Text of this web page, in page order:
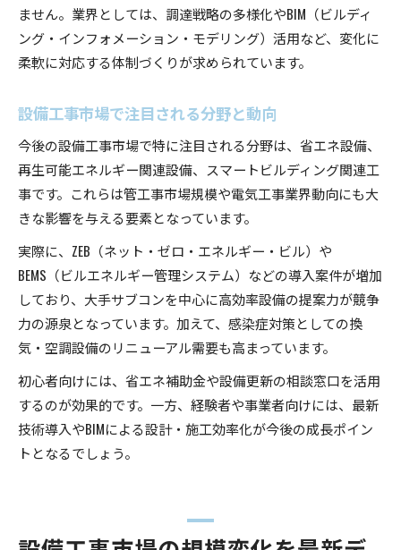
ません。業界としては、調達戦略の多様化やBIM（ビルディ
ング・インフォメーション・モデリング）活用など、変化に
柔軟に対応する体制づくりが求められています。
設備工事市場で注目される分野と動向
今後の設備工事市場で特に注目される分野は、省エネ設備、
再生可能エネルギー関連設備、スマートビルディング関連工
事です。これらは管工事市場規模や電気工事業界動向にも大
きな影響を与える要素となっています。
実際に、ZEB（ネット・ゼロ・エネルギー・ビル）や
BEMS（ビルエネルギー管理システム）などの導入案件が増加
しており、大手サブコンを中心に高効率設備の提案力が競争
力の源泉となっています。加えて、感染症対策としての換
気・空調設備のリニューアル需要も高まっています。
初心者向けには、省エネ補助金や設備更新の相談窓口を活用
するのが効果的です。一方、経験者や事業者向けには、最新
技術導入やBIMによる設計・施工効率化が今後の成長ポイン
トとなるでしょう。